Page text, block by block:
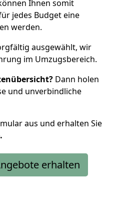
Ihnen somit
jedes Budget eine
werden.
ausgewählt, wir
im Umzugsbereich.
Dann holen
und unverbindliche
aus und erhalten Sie
erhalten